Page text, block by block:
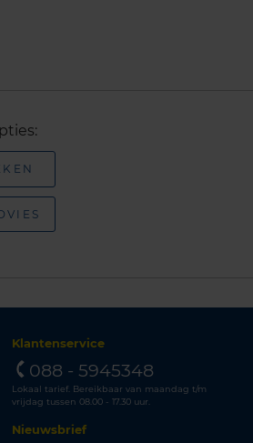
Klantenservice
088 - 5945348
Lokaal tarief. Bereikbaar van maandag t/m
vrijdag tussen 08.00 - 17.30 uur.
Nieuwsbrief